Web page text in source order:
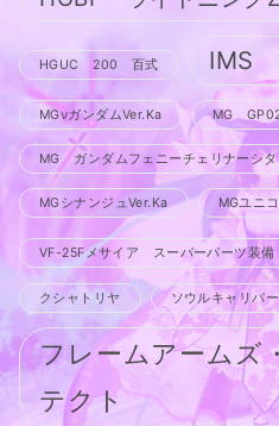
HGUC 200 百式 IMS
MGνガンダムVer.Ka MG
MG ガンダムフェニーチェリナーシタ
MGシナンジュVer.Ka MGユニ
VF-25Fメサイア スーパーパーツ装備
クシャトリヤ ソウルキャリバ
フレームアーム
テクト